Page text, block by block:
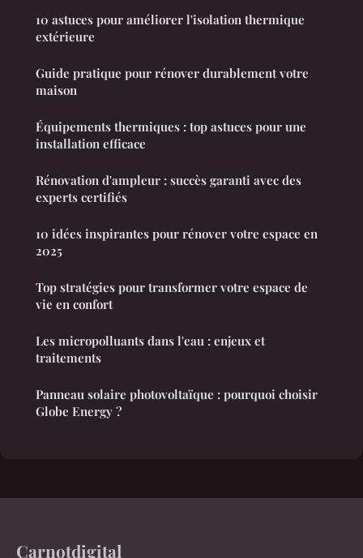
10 astuces pour améliorer l'isolation thermique
extérieure
Guide pratique pour rénover durablement votre
maison
Équipements thermiques : top astuces pour une
installation efficace
Rénovation d'ampleur : succès garanti avec des
experts certifiés
10 idées inspirantes pour rénover votre espace en
2025
Top stratégies pour transformer votre espace de
vie en confort
Les micropolluants dans l'eau : enjeux et
traitements
Panneau solaire photovoltaïque : pourquoi choisir
Globe Energy ?
Carnotdigital